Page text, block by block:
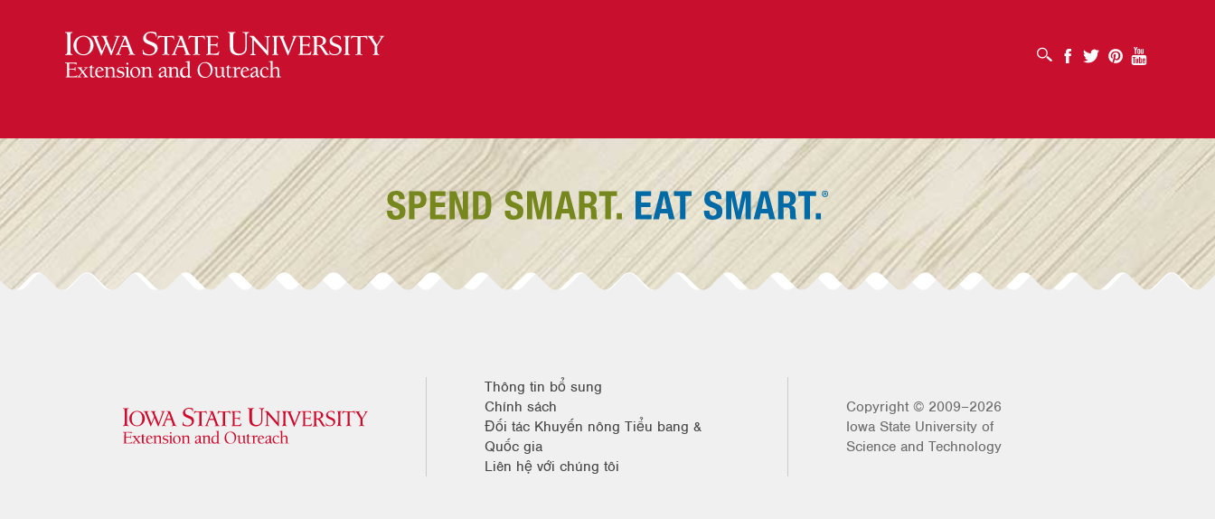
MỞ HỘP TÌM KIẾM Facebook
Twitter PinterestYoutube
Thông tin bổ sung
Chính sách
Đối tác Khuyến nông Tiểu bang &
Quốc gia
Liên hệ với chúng tôi
Copyright © 2009–2026
Iowa State University of
Science and Technology